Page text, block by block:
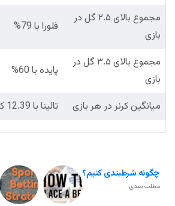
مجموع بالای ۲.۵ گل در
بازی
فلورا با 79%
مجموع بالای ۳.۵ گل در
بازی
پایده با 60%
میانگین کرنر در هر بازی تالینا با 12.39 کرنر در هر بازی
چگونه شرطبندی کنیم؟
مطلب بعدی